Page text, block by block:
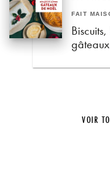
FAIT
VOIR